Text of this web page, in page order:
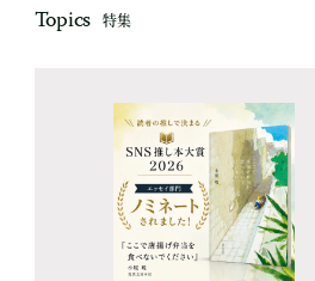
Topics 特集